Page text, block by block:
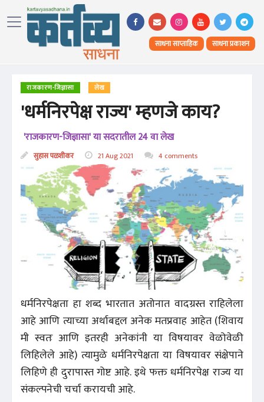
साधना साप्ताहिक साधना प्रकाशन
राजकारण-जिज्ञासा लेख
'धर्मनिरपेक्ष राज्य' म्हणजे काय?
'राजकारण-जिज्ञासा' या सदरातील 24 वा लेख
सुहास पळशीकर 21 Aug 2021 4 comments
धर्मनिरपेक्षता हा शब्द भारतात अतोनात वादग्रस्त राहिलेला
आहे आणि त्याच्या अर्थाबद्दल अनेक मतप्रवाह आहेत (शिवाय
मी स्वतः आणि इतरही अनेकांनी या विषयावर वेळोवेळी
लिहिलेले आहे) त्यामुळे धर्मनिरपेक्षता या विषयावर संक्षेपाने
लिहिणे ही दुरापास्त गोष्ट आहे. इथे फक्त धर्मनिरपेक्ष राज्य या
संकल्पनेची चर्चा करायची आहे.